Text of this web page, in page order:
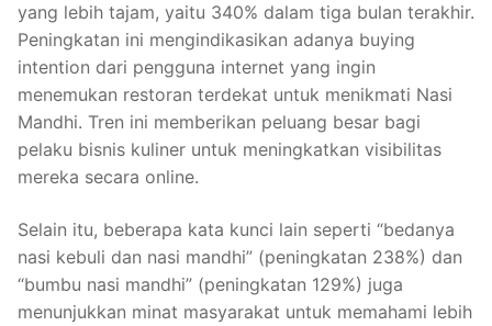
yang lebih tajam, yaitu 340% dalam tiga bulan terakhir.
Peningkatan ini mengindikasikan adanya buying
intention dari pengguna internet yang ingin
menemukan restoran terdekat untuk menikmati Nasi
Mandhi. Tren ini memberikan peluang besar bagi
pelaku bisnis kuliner untuk meningkatkan visibilitas
mereka secara online.
Selain itu, beberapa kata kunci lain seperti “bedanya
nasi kebuli dan nasi mandhi” (peningkatan 238%) dan
“bumbu nasi mandhi” (peningkatan 129%) juga
menunjukkan minat masyarakat untuk memahami lebih